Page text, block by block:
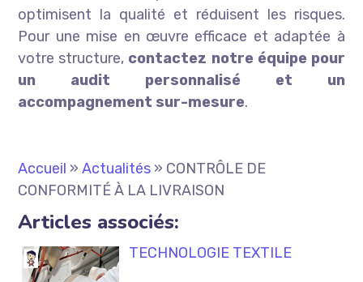
optimisent la qualité et réduisent les risques.
Pour une mise en œuvre efficace et adaptée à
votre structure, contactez notre équipe pour
un audit personnalisé et un
accompagnement sur-mesure.
Accueil »Actualités » CONTRÔLE DE
CONFORMITÉ À LA LIVRAISON
Articles associés:
TECHNOLOGIE TEXTILE